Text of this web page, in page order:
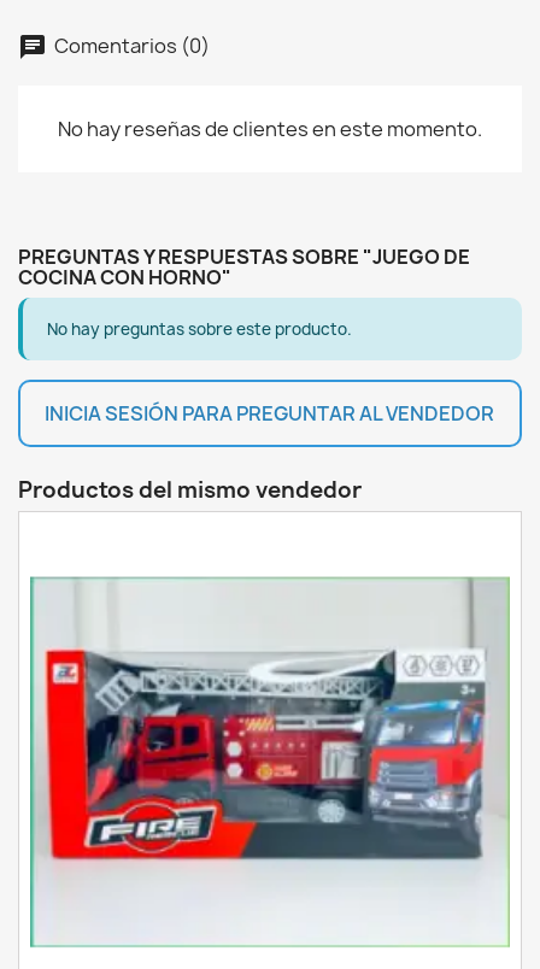
chat Comentarios (0)
No hay reseñas de clientes en este momento.
PREGUNTAS Y RESPUESTAS SOBRE "JUEGO DE
COCINA CON HORNO"
No hay preguntas sobre este producto.
INICIA SESIÓN PARA PREGUNTAR AL VENDEDOR
Productos del mismo vendedor